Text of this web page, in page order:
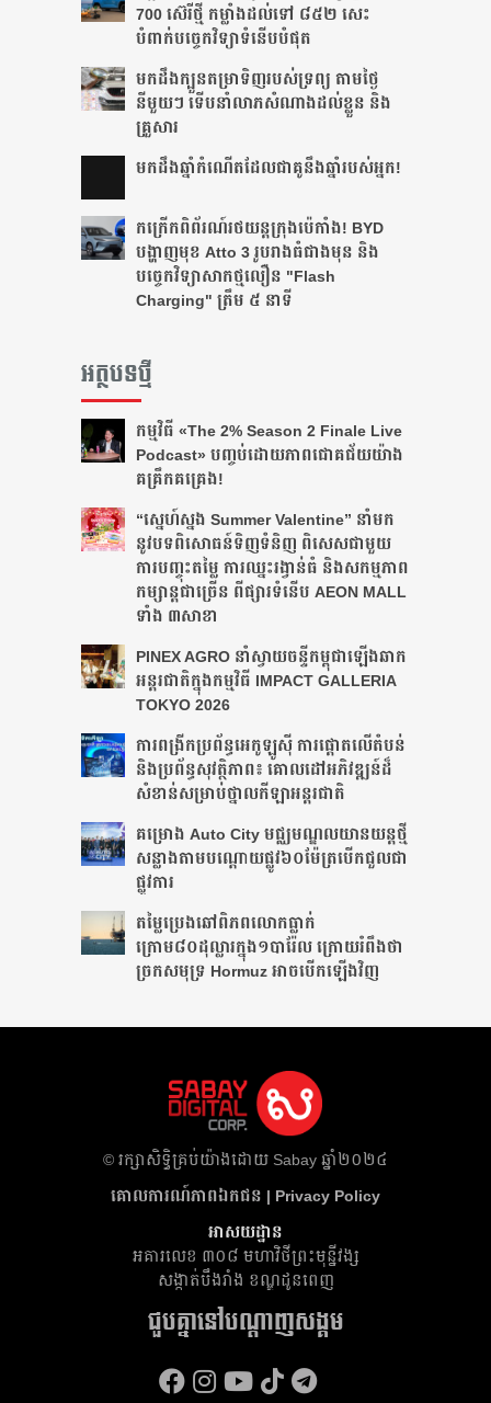
700 ស៊េរីថ្មី កម្លាំងដល់ទៅ ៨៥២ សេះ
បំពាក់បច្ចេកវិទ្យាទំនើបបំផុត
មកដឹងក្បួនតម្រាទិញរបស់ទ្រព្យ តាមថ្ងៃ
នីមួយៗ ទើបនាំលាភសំណាងដល់ខ្លួន និង
គ្រួសារ
មក​ដឹងឆ្នាំ​កំណើត​ដែល​ជា​គូ​នឹង​ឆ្នាំ​របស់​អ្នក!​
កក្រើកពិព័រណ៍រថយន្តក្រុងប៉េកាំង! BYD
បង្ហាញមុខ Atto 3 រូបរាងធំជាងមុន និង
បច្ចេកវិទ្យាសាកថ្មលឿន "Flash
Charging" ត្រឹម ៥ នាទី
អត្ថបទថ្មី
កម្មវិធី «The 2% Season 2 Finale Live
Podcast» បញ្ចប់ដោយភាពជោគជ័យយ៉ាង
គគ្រឹកគគ្រេង!
“ស្នេហ៍ស្នង Summer Valentine” នាំមក
នូវបទពិសោធន៍ទិញទំនិញ ពិសេសជាមួយ
ការបញ្ចុះតម្លៃ ការឈ្នះរង្វាន់ធំ និងសកម្មភាព
កម្សាន្តជាច្រើន ពីផ្សារទំនើប AEON MALL
ទាំង ៣សាខា
PINEX AGRO នាំ​ស្វាយចន្ទី​កម្ពុជា​ឡើង​ឆាក​
អន្តរជាតិ​​ក្នុង​កម្មវិធី​ IMPACT GALLERIA
TOKYO 2026
ការពង្រីកប្រព័ន្ធអេកូឡូស៊ី ការផ្តោតលើតំបន់
និងប្រព័ន្ធសុវត្ថិភាព៖ គោលដៅអភិវឌ្ឍន៍ដ៏
សំខាន់សម្រាប់ថ្នាលកីឡាអន្តរជាតិ
គម្រោង Auto City មជ្ឈមណ្ឌលយានយន្តថ្មី
សន្លាង​តាមបណ្តោយផ្លូវ​​៦០ម៉ែត្រ​បើកជួលជា
ផ្លូវការ
តម្លៃប្រេងឆៅពិភពលោកធ្លាក់
ក្រោម៨០ដុល្លារក្នុង១បារ៉ែល ក្រោយរំពឹងថា​
ច្រកសមុទ្រ Hormuz អាចបើកឡើងវិញ
​© រក្សា​សិទ្ធិ​គ្រប់​យ៉ាង​ដោយ​ Sabay ឆ្នាំ​២០២៤
គោលការណ៍​ភាព​ឯកជន | Privacy Policy
អាសយដ្ឋាន
អគារ​លេខ ៣០៨ មហាវិថីព្រះមុន្នីវង្ស
សង្កាត់បឹងរាំង ខណ្ឌដូនពេញ
ជួបគ្នានៅបណ្តាញសង្គម